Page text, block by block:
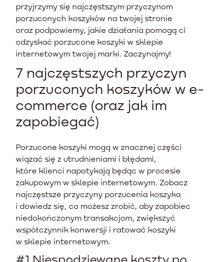
przyjrzymy się najczęstszym przyczynom
porzuconych koszyków na twojej stronie
oraz podpowiemy, jakie działania pomogą ci
odzyskać porzucone koszyki w sklepie
internetowym twojej marki. Zaczynajmy!
7 najczęstszych przyczyn
porzuconych koszyków w e-
commerce (oraz jak im
zapobiegać)
Porzucone koszyki mogą w znacznej części
wiązać się z utrudnieniami i błędami,
które klienci napotykają będąc w procesie
zakupowym w sklepie internetowym. Zobacz
najczęstsze przyczyny porzucenia koszyka
i dowiedz się, co możesz zrobić, aby zapobiec
niedokończonym transakcjom, zwiększyć
współczynnik konwersji i ratować koszyki
w sklepie internetowym.
#1 Niespodziewane koszty po